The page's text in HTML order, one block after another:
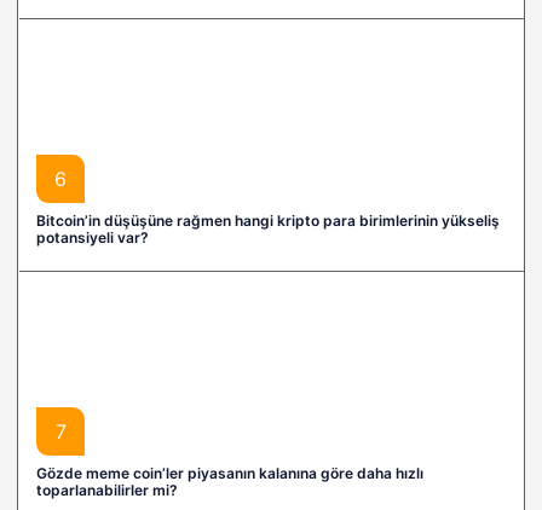
6
Bitcoin’in düşüşüne rağmen hangi kripto para birimlerinin yükseliş
potansiyeli var?
7
Gözde meme coin’ler piyasanın kalanına göre daha hızlı
toparlanabilirler mi?